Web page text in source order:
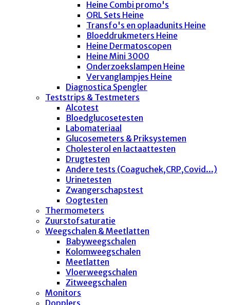
Heine Combi promo's
ORL Sets Heine
Transfo's en oplaadunits Heine
Bloeddrukmeters Heine
Heine Dermatoscopen
Heine Mini 3000
Onderzoekslampen Heine
Vervanglampjes Heine
Diagnostica Spengler
Teststrips & Testmeters
Alcotest
Bloedglucosetesten
Labomateriaal
Glucosemeters & Priksystemen
Cholesterol en lactaattesten
Drugtesten
Andere tests (Coaguchek,CRP,Covid...)
Urinetesten
Zwangerschapstest
Oogtesten
Thermometers
Zuurstofsaturatie
Weegschalen & Meetlatten
Babyweegschalen
Kolomweegschalen
Meetlatten
Vloerweegschalen
Zitweegschalen
Monitors
Dopplers